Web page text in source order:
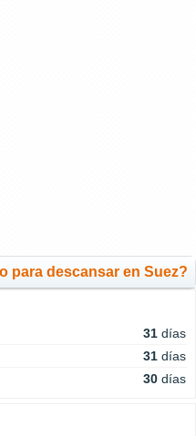
para descansar en Suez?
31 días
31 días
30 días